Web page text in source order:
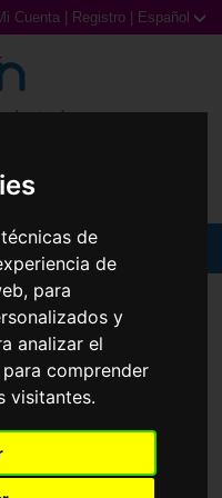
de
de
para
y
analizar el
comprender
visitantes.
Cuenta Registro Español
Sol